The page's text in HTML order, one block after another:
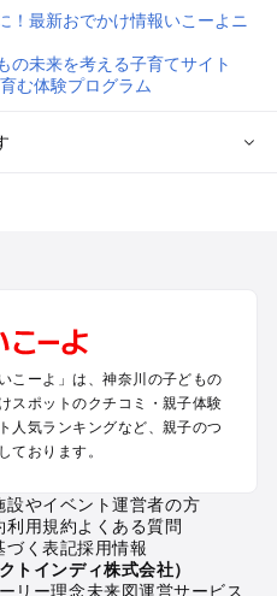
ールお出かけ
ールお出かけ
台・鶴見のプールお出かけ
原・芦ノ湖）のプールお出か
かけ
）のプールお出かけ
こーよ」は、神奈川の子どもの
スポットのクチコミ・親子体験
人気ランキングなど、親子のつ
ております。
設やイベント運営者の方
利用規約よくある質問
づく表記採用情報
トインディ株式会社）
リー理念未来図運営サービス